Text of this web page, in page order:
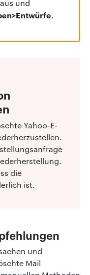
aus und
.
Yahoo-E-
die
ist.
und
Mail